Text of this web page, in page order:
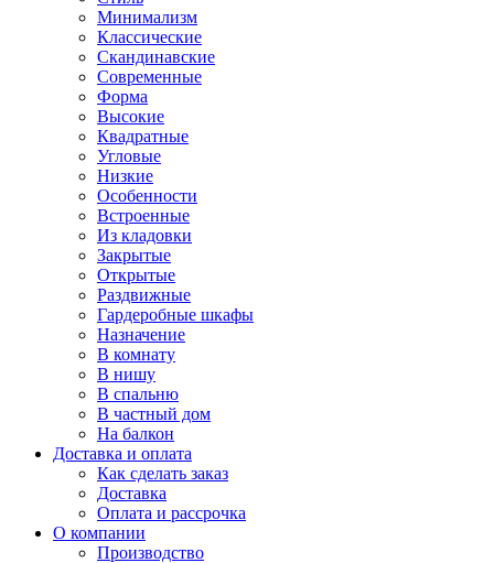
Минимализм
Классические
Скандинавские
Современные
Форма
Высокие
Квадратные
Угловые
Низкие
Особенности
Встроенные
Из кладовки
Закрытые
Открытые
Раздвижные
Гардеробные шкафы
Назначение
В комнату
В нишу
В спальню
В частный дом
На балкон
Доставка и оплата
Как сделать заказ
Доставка
Оплата и рассрочка
О компании
Производство